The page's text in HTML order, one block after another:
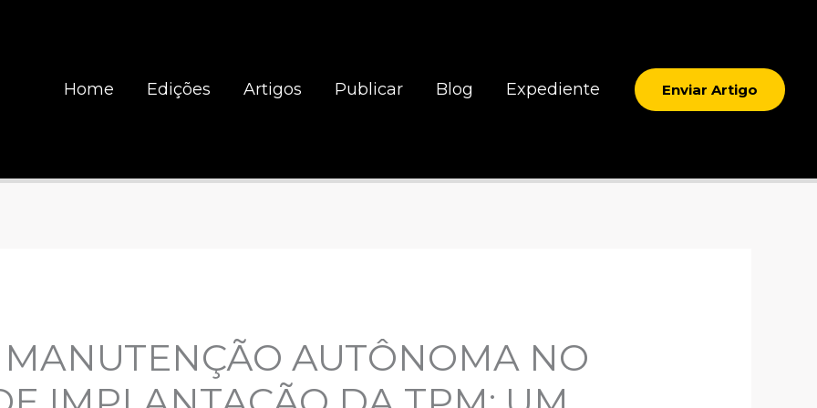
Home Edições Artigos Publicar Blog Expediente Enviar Artigo
AUTÔNOMA NO